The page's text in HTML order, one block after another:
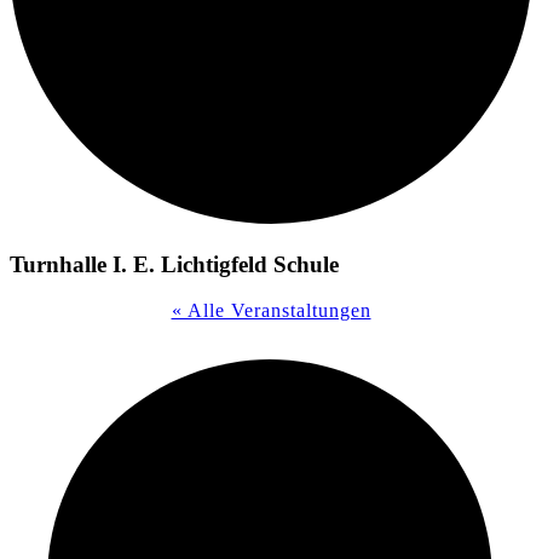
Turnhalle I. E. Lichtigfeld Schule
« Alle Veranstaltungen